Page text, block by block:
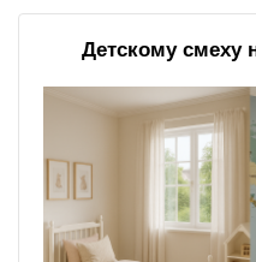
Детскому смеху